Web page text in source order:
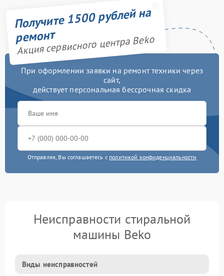
Получите 1500 рублей на
ремонт
Акция сервисного центра Beko
При оформлении заявки на ремонт техники через
сайт,
действует персональная бессрочная скидка
Отправляя, Вы соглашаетесь с политикой конфиденциальности
Неисправности стиральной
машины Beko
Виды неисправностей